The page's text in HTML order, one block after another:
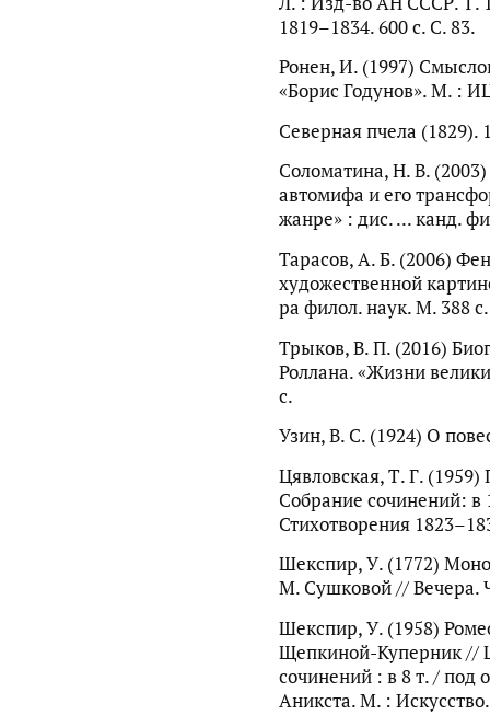
1819–1834. 600 с. С. 83.
Ронен, И. (1997)
«Борис Годунов». М. :
Северная пчела (1829).
Соломатина, Н. В.
автомифа и его
жанре» : дис. ... канд.
Тарасов, А. Б. (2006)
художественной
ра филол. наук. М. 388 с.
Трыков, В. П. (2016)
Роллана. «Жизни
с.
Узин, В. С. (1924) О
Цявловская, Т. Г.
Собрание сочинений: в
Стихотворения
Шекспир, У. (1772)
М. Сушковой // Вечера.
Шекспир, У. (1958)
Щепкиной-Куперник //
сочинений : в 8 т. /
Аникста. М. :